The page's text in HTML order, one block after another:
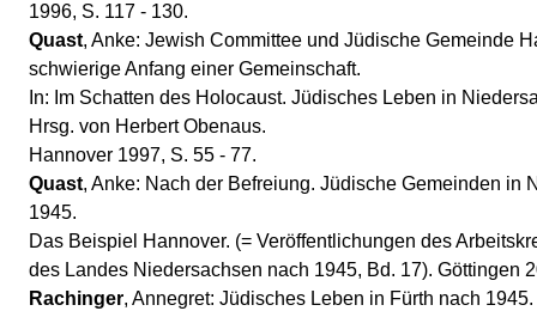
1996, S. 117 - 130.
Quast, Anke: Jewish Committee und Jüdische Gemeinde
schwierige Anfang einer Gemeinschaft.
In: Im Schatten des Holocaust. Jüdisches Leben in
Hrsg. von Herbert Obenaus.
Hannover 1997, S. 55 - 77.
Quast, Anke: Nach der Befreiung. Jüdische Gemeinden in
1945.
Das Beispiel Hannover. (= Veröffentlichungen des
des Landes Niedersachsen nach 1945, Bd. 17). Göttingen
Rachinger, Annegret: Jüdisches Leben in Fürth nach